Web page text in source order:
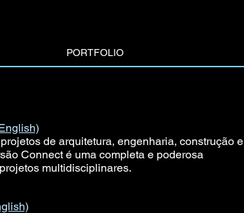
PORTFOLIO
de arquitetura, engenharia, construção e
Connect é uma completa e poderosa
multidisciplinares.